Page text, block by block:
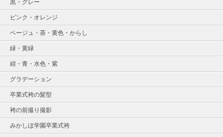
黒・グレー
ピンク・オレンジ
ベージュ・茶・黄色・からし
緑・黄緑
紺・青・水色・紫
グラデーション
卒業式袴の髪型
袴の前撮り撮影
みかしほ学園卒業式袴